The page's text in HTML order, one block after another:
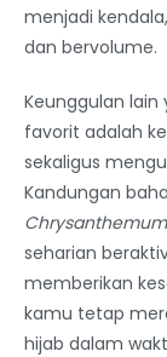
menjadi
dan bervolume.
Keunggulan
favorit adalah
sekaligus
Kandungan
Chrysanthemum
seharian
memberikan
kamu tetap
hijab dalam